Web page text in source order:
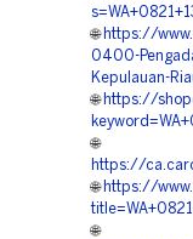
🌐 https://
0400-
Kepulauan-
🌐 https://
🌐
https://
🌐 https://
🌐